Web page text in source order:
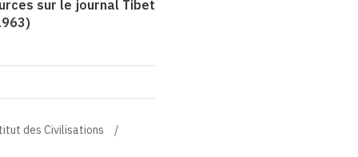
sur le journal Tibet
des Civilisations